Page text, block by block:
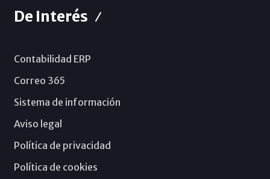
De Interés
Contabilidad ERP
Correo 365
Sistema de información
Aviso legal
Política de privacidad
Política de cookies